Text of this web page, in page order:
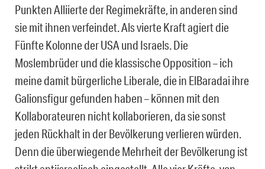
Punkten Alliierte der Regimekräfte, in anderen sind
sie mit ihnen verfeindet. Als vierte Kraft agiert die
Fünfte Kolonne der USA und Israels. Die
Moslembrüder und die klassische Opposition – ich
meine damit bürgerliche Liberale, die in ElBaradai ihre
Galionsfigur gefunden haben – können mit den
Kollaborateuren nicht kollaborieren, da sie sonst
jeden Rückhalt in der Bevölkerung verlieren würden.
Denn die überwiegende Mehrheit der Bevölkerung ist